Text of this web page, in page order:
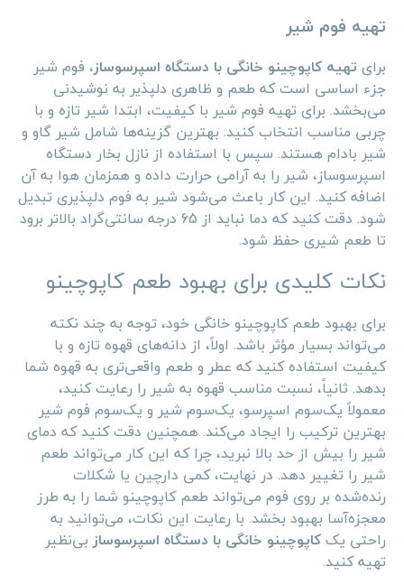
تهیه فوم شیر
برای تهیه کاپوچینو خانگی با دستگاه اسپرسوساز، فوم شیر
جزء اساسی است که طعم و ظاهری دلپذیر به نوشیدنی
می‌بخشد. برای تهیه فوم شیر با کیفیت، ابتدا شیر تازه و با
چربی مناسب انتخاب کنید. بهترین گزینه‌ها شامل شیر گاو و
شیر بادام هستند. سپس با استفاده از نازل بخار دستگاه
اسپرسوساز، شیر را به آرامی حرارت داده و همزمان هوا به آن
اضافه کنید. این کار باعث می‌شود شیر به فوم دلپذیری تبدیل
شود. دقت کنید که دما نباید از 65 درجه سانتی‌گراد بالاتر برود
تا طعم شیری حفظ شود.
نکات کلیدی برای بهبود طعم کاپوچینو
برای بهبود طعم کاپوچینو خانگی خود، توجه به چند نکته
می‌تواند بسیار مؤثر باشد. اولاً، از دانه‌های قهوه تازه و با
کیفیت استفاده کنید که عطر و طعم واقعی‌تری به قهوه شما
بدهد. ثانیاً، نسبت مناسب قهوه به شیر را رعایت کنید،
معمولاً یک‌سوم اسپرسو، یک‌سوم شیر و یک‌سوم فوم شیر
بهترین ترکیب را ایجاد می‌کند. همچنین دقت کنید که دمای
شیر را بیش از حد بالا نبرید، چرا که این کار می‌تواند طعم
شیر را تغییر دهد. در نهایت، کمی دارچین یا شکلات
رنده‌شده بر روی فوم می‌تواند طعم کاپوچینو شما را به طرز
معجزه‌آسا بهبود بخشد. با رعایت این نکات، می‌توانید به
راحتی یککاپوچینو خانگی با دستگاه اسپرسوسازبی‌نظیر
تهیه کنید.